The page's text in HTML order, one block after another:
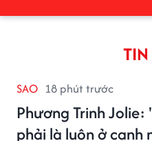
SAO 18 phút trước
Phương Trinh Jolie:
phải là luôn ở cạnh